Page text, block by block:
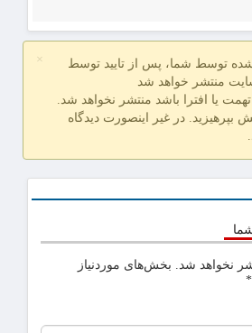
×
توسط شما، پس از تایید توسط
منتشر خواهد شد
یا افترا باشد منتشر نخواهد شد.
بپرهیزید. در غیر اینصورت دیدگاه
نخواهد شد. بخش‌های موردنیاز
*